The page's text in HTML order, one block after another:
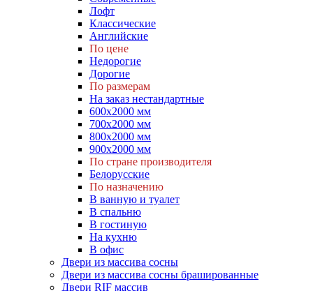
Лофт
Классические
Английские
По цене
Недорогие
Дорогие
По размерам
На заказ нестандартные
600х2000 мм
700х2000 мм
800х2000 мм
900х2000 мм
По стране производителя
Белорусские
По назначению
В ванную и туалет
В спальню
В гостиную
На кухню
В офис
Двери из массива сосны
Двери из массива сосны брашированные
Двери RIF массив